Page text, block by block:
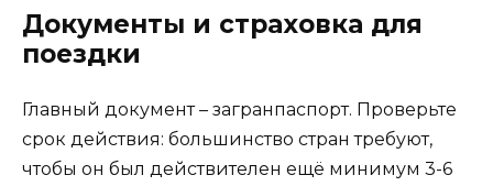
Документы и страховка для
поездки
Главный документ – загранпаспорт. Проверьте
срок действия: большинство стран требуют,
чтобы он был действителен ещё минимум 3-6